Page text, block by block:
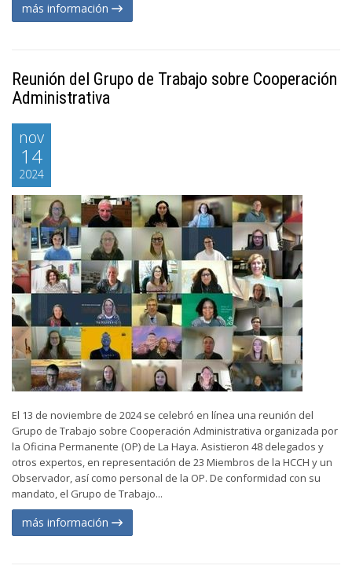
más información
Reunión del Grupo de Trabajo sobre Cooperación
Administrativa
nov
14
2024
El 13 de noviembre de 2024 se celebró en línea una reunión del
Grupo de Trabajo sobre Cooperación Administrativa organizada por
la Oficina Permanente (OP) de La Haya. Asistieron 48 delegados y
otros expertos, en representación de 23 Miembros de la HCCH y un
Observador, así como personal de la OP. De conformidad con su
mandato, el Grupo de Trabajo...
más información